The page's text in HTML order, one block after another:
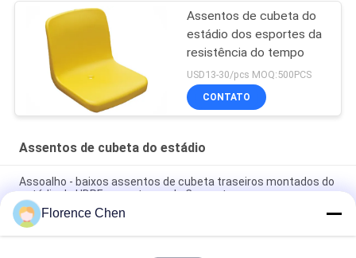
Assentos de cubeta do
estádio dos esportes da
resistência do tempo
USD13-30/pcs MOQ:500PCS
CONTATO
Assentos de cubeta do estádio
Assoalho - baixos assentos de cubeta traseiros montados do
estádio do HDPE para etapas de Concret
Cadeira do Bleacher do estádio do alto densidade dos
assentos de cubeta do estádio da audiência do polietileno
Florence Chen